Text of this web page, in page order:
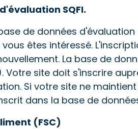
SQFI.
de données
êtes intéressé.
La base de
Votre site doit s'inscrire
Si votre site ne
dans la base de
(FSC)